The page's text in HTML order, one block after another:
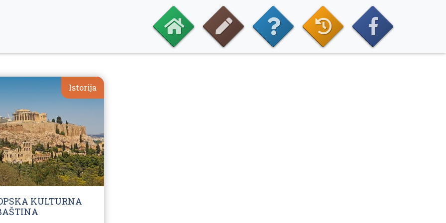
Istorija
KULTURNA